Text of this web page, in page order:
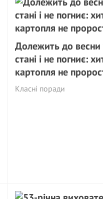
Долежить до весни
стані і не погниє:
картопля не
Класні поради